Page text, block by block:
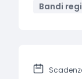
Bandi